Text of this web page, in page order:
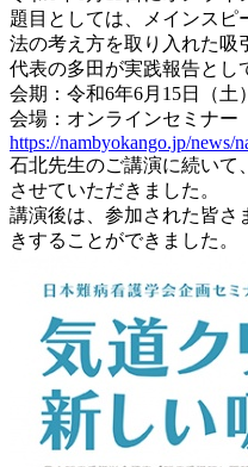
題目としては、メインス
法の考え方を取り入れた
代表の多田が実践報告とし
会期：令和6年6月15日（土）
会場：オンラインセミナー
https://nambyokango.jp/news/
石北先生のご講演に続いて
させていただきました。
講演後は、参加された皆さ
きすることができました。